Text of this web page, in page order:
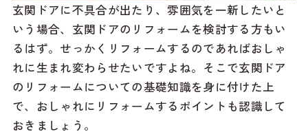
玄関ドアに不具合が出たり、雰囲気を一新したいと
いう場合、玄関ドアのリフォームを検討する方もい
るはず。せっかくリフォームするのであればおしゃ
れに生まれ変わらせたいですよね。そこで玄関ドア
のリフォームについての基礎知識を身に付けた上
で、おしゃれにリフォームするポイントも認識して
おきましょう。